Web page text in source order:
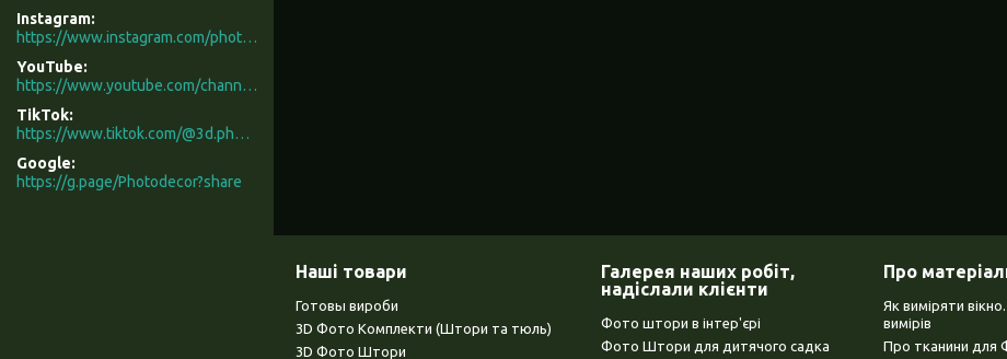
Instagram
https://www.instagram.com/photodecor.com.ua/
YouTube
https://www.youtube.com/channel/UCXCUerfqRY1Pw7-IptdbqyA/videos
TikTok
https://www.tiktok.com/@3d.photodecor?is_from_webapp=1&sender_device=pc
Google
https://g.page/Photodecor?share
Наші товари
Готовы вироби
3D Фото Комплекти (Штори та тюль)
3D Фото Штори
Галерея наших робіт,
надіслали клієнти
Фото штори в інтер'єрі
Фото Штори для дитячого садка
Про
Як виміряти
вимірів
Про тканини